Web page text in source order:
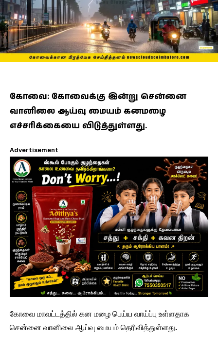
கோவை: கோவைக்கு இன்று சென்னை
வானிலை ஆய்வு மையம் கனமழை
எச்சரிக்கையை விடுத்துள்ளது.
Advertisement
கோவை மாவட்டத்தில் கன மழை பெய்ய வாய்ப்பு உள்ளதாக
சென்னை வானிலை ஆய்வு மையம் தெரிவித்துள்ளது.